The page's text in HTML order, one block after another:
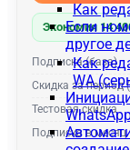
Как
Если
другое
Как
WA